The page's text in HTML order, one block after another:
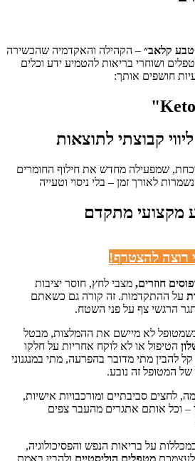
קלאב״ – הקהילה והאקדמיה שהכשירה
ללמעלה מ-15,000 מטפלים ושוחרי בריאות להטמיע ידע וכלים
חושפים אותך:
קבוצתי לתוצאות
שמפעילה מחדש את חילוף החומרים
לאורך זמן – בלי ניסוי וטעייה
מקצועי מתקדם
רוצה להצטרף!
חוזרים, מצבי לחץ, חוסר יציבות
על ההתקדמות. זה קורה גם כשאתם
הרגשי צף על פני השטח.
לא מיישם את ההמלצות, מבטל
הטיפול או לא לוקח אחריות על חלקו
להבין מתי מדובר בהפרעה, מתי במנגנוני
המטופל זה נובע.
לחצים סביבתיים ומורכבויות אישיות,
וכל אותם אתגרים מהעבר צפים
על בריאות הנפש והפסיכולוגיה,